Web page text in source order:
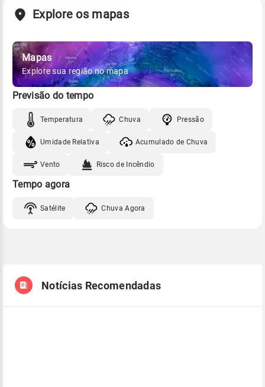
Explore os mapas
Mapas
Explore sua região no mapa
Previsão do tempo
Temperatura Chuva Pressão
Umidade Relativa Acumulado de Chuva
Vento Risco de Incêndio
Tempo agora
Satélite Chuva Agora
Notícias Recomendadas